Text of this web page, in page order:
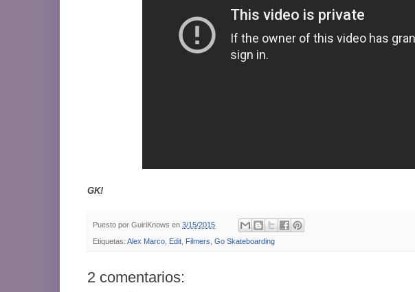
GK!
Puesto por GuiriKnows en 3/15/2015
Etiquetas: Alex Marco Edit Filmers Go Skateboarding
2 comentarios: